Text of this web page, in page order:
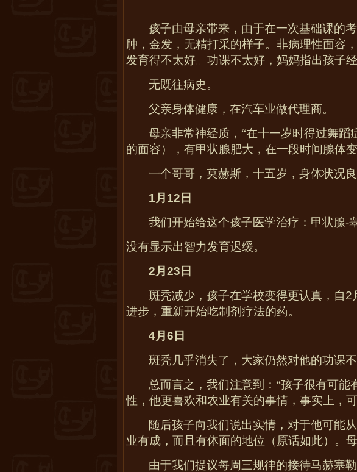
孩子由母亲带来，由于在一次基础课的
肿，金发，无精打采的样子。非病理性面容
发育得不太好。功课不太好，妈妈指出孩子
无既往病史。
父亲身体健康，在汽车业做代理商。
母亲非常神经质，“在十一岁时得过舞
的面容），有甲状腺肥大，在一段时间腺体
一个哥哥，莫赫斯，十五岁，身体状况
1月 12 日
我们开始给这个孩子医学治疗：甲状腺-
没有显示出智力发育迟缓。
2月23 日
斑秃减少，孩子在学校变得更认真，自2
进步，重新开始吃制剂疗法的药。
4月6 日
斑秃几乎消失了，大家仍然对他的功课不
总而言之，我们注意到：“孩子很有可
性，他更喜欢和农业有关的事情，事实上，
随后孩子向我们说出实情，对于他可能
业有成，而且有体面的地位（原话如此）。
由于我们提议每周三规律的接待马赫塞